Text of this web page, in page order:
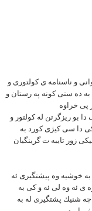
و ناسنامه ى کولتورى و
ده ستى كونه په رستان و
دا سی کیژی کورد به
زور تايبه ت گرينگيان
خوشيه وه پيشتگيرى ئه
دولار سکالرشیپ به براوه ی ئه وه لی ئه و کی به
چه شنيك پشتگيرى له به